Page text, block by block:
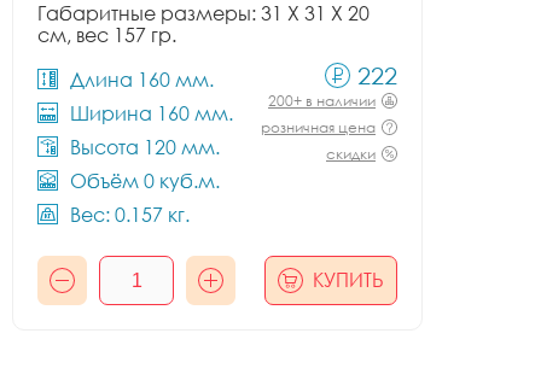
Габаритные размеры: 31 X 31 X 20
см, вес 157 гр.
Длина 160 мм.
Ширина 160 мм.
Высота 120 мм.
Объём 0 куб.м.
Вес: 0.157 кг.
222
200+ в наличии
розничная цена
скидки
КУПИТЬ